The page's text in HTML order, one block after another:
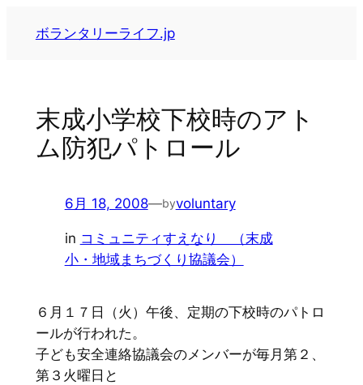
ボランタリーライフ.jp
末成小学校下校時のアト
ム防犯パトロール
6月 18, 2008—byvoluntary
in コミュニティすえなり （末成
小・地域まちづくり協議会）
６月１７日（火）午後、定期の下校時のパトロ
ールが行われた。
子ども安全連絡協議会のメンバーが毎月第２、
第３火曜日と